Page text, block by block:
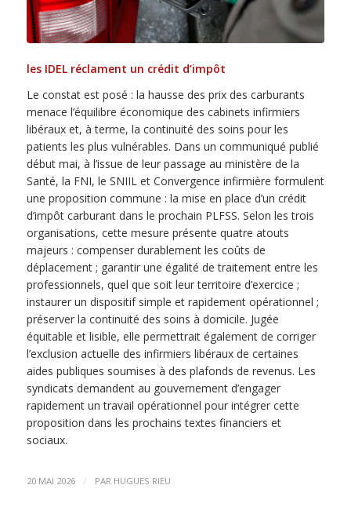
les IDEL réclament un crédit d’impôt
Le constat est posé : la hausse des prix des carburants
menace l’équilibre économique des cabinets infirmiers
libéraux et, à terme, la continuité des soins pour les
patients les plus vulnérables. Dans un communiqué publié
début mai, à l’issue de leur passage au ministère de la
Santé, la FNI, le SNIIL et Convergence infirmière formulent
une proposition commune : la mise en place d’un crédit
d’impôt carburant dans le prochain PLFSS. Selon les trois
organisations, cette mesure présente quatre atouts
majeurs : compenser durablement les coûts de
déplacement ; garantir une égalité de traitement entre les
professionnels, quel que soit leur territoire d’exercice ;
instaurer un dispositif simple et rapidement opérationnel ;
préserver la continuité des soins à domicile. Jugée
équitable et lisible, elle permettrait également de corriger
l’exclusion actuelle des infirmiers libéraux de certaines
aides publiques soumises à des plafonds de revenus. Les
syndicats demandent au gouvernement d’engager
rapidement un travail opérationnel pour intégrer cette
proposition dans les prochains textes financiers et
sociaux.
20 MAI 2026 / PAR HUGUES RIEU